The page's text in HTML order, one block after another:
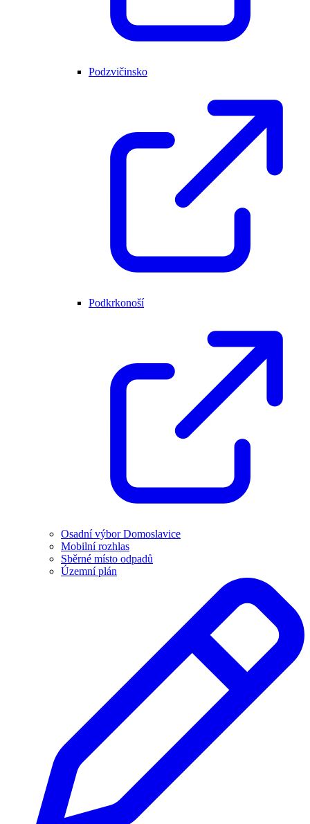
Podzvičinsko
Podkrkonoší
Osadní výbor Domoslavice
Mobilní rozhlas
Sběrné místo odpadů
Územní plán